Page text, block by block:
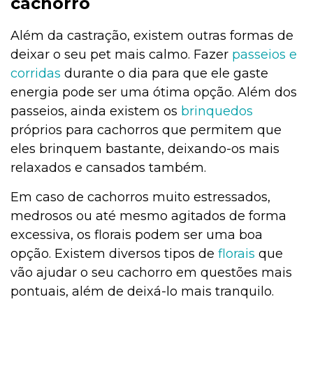
Além da castração, existem outras formas de
deixar o seu pet mais calmo. Fazer passeios e
corridas durante o dia para que ele gaste
energia pode ser uma ótima opção. Além dos
passeios, ainda existem os brinquedos
próprios para cachorros que permitem que
eles brinquem bastante, deixando-os mais
relaxados e cansados também.
Em caso de cachorros muito estressados,
medrosos ou até mesmo agitados de forma
excessiva, os florais podem ser uma boa
opção. Existem diversos tipos de florais que
vão ajudar o seu cachorro em questões mais
pontuais, além de deixá-lo mais tranquilo.